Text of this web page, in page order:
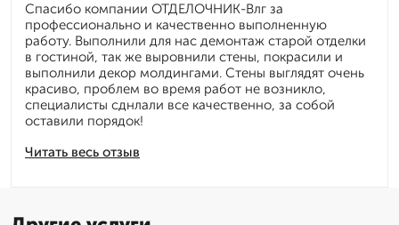
Читать весь отзыв
Спасибо компании ОТДЕЛОЧНИК-Влг за
профессионально и качественно выполненную
работу. Выполнили для нас демонтаж старой отделки
в гостиной, так же выровнили стены, покрасили и
выполнили декор молдингами. Стены выглядят очень
красиво, проблем во время работ не возникло,
специалисты сднлали все качественно, за собой
оставили порядок!